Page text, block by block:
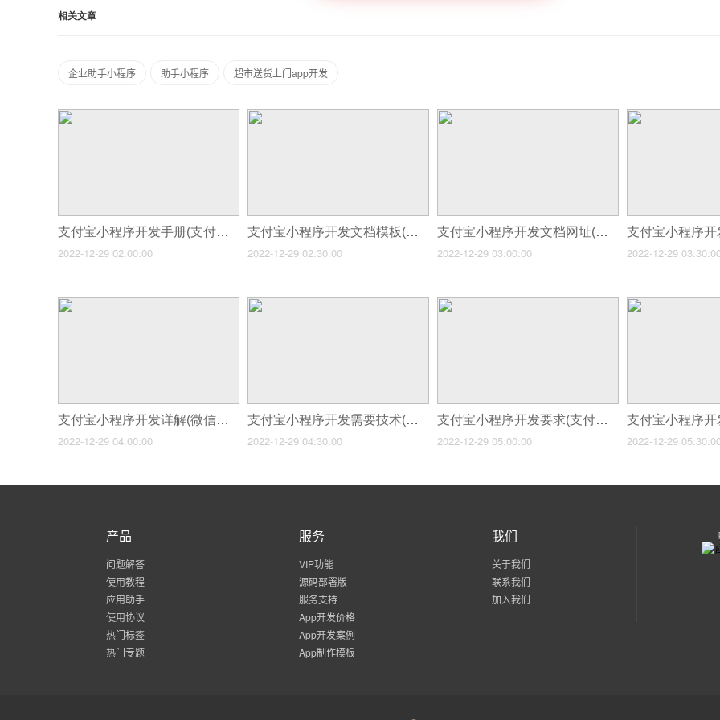
相关文章
企业助手小程序 助手小程序 超市送货上门app开发
支付宝小程序开发手册(支付宝的小程序制作流程)
2022-12-29 02:00:00
支付宝小程序开发文档模板(微信小程序快速移植支付宝小程序)
2022-12-29 02:30:00
支付宝小程序开发文档网址(微信小程序开发)
2022-12-29 03:00:00 2022-12-29
支付宝小程序开发详解(微信小程序开发)
2022-12-29 04:00:00
支付宝小程序开发需要技术(支付宝小程序开发一对一高效服务满足客户需求)
2022-12-29 04:30:00
支付宝小程序开发要求(支付宝小程序制作最新教程)
2022-12-29 05:00:00 2022-12-29
产品
问题解答
使用教程
应用助手
使用协议
热门标签
热门专题
服务
VIP功能
源码部署版
服务支持
App开发价格
App开发案例
App制作模板
我们
关于我们
联系我们
加入我们